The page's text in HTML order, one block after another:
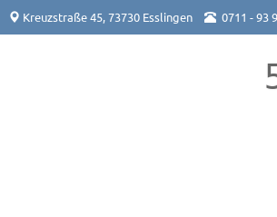
Kreuzstraße 45, 73730 Esslingen 0711 - 93